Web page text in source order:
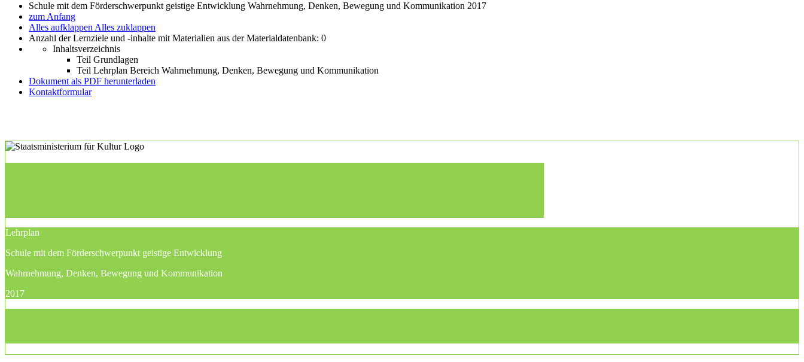
Schule mit dem Förderschwerpunkt geistige Entwicklung Wahrnehmung, Denken, Bewegung und Kommunikation 2017
zum Anfang
Alles aufklappen Alles zuklappen
Anzahl der Lernziele und -inhalte mit Materialien aus der Materialdatenbank: 0
Inhaltsverzeichnis
Teil Grundlagen
Teil Lehrplan Bereich Wahrnehmung, Denken, Bewegung und Kommunikation
Dokument als PDF herunterladen
Kontaktformular
Lehrplan
Schule mit dem Förderschwerpunkt geistige Entwicklung
Wahrnehmung, Denken, Bewegung und Kommunikation
2017